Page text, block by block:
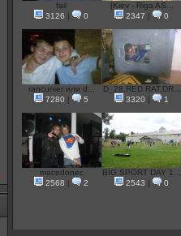
fail
3126
0
[Kiev - Riga AS...
2347
0
rancunier или d...
7280
5
D_28,RED RAT,DR...
3320
1
macedonec
2568
2
BIG SPORT DAY 1...
2543
0